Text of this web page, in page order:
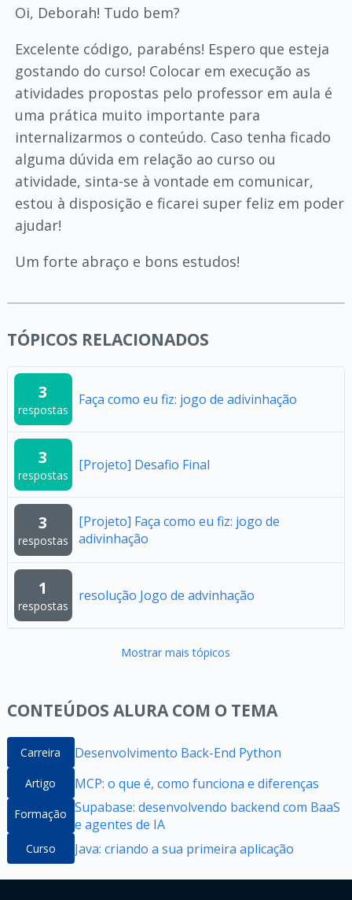
Oi, Deborah! Tudo bem?
Excelente código, parabéns! Espero que esteja
gostando do curso! Colocar em execução as
atividades propostas pelo professor em aula é
uma prática muito importante para
internalizarmos o conteúdo. Caso tenha ficado
alguma dúvida em relação ao curso ou
atividade, sinta-se à vontade em comunicar,
estou à disposição e ficarei super feliz em poder
ajudar!
Um forte abraço e bons estudos!
TÓPICOS RELACIONADOS
3
respostas
Faça como eu fiz: jogo de adivinhação
3
respostas
[Projeto] Desafio Final
3
respostas
[Projeto] Faça como eu fiz: jogo de
adivinhação
1
respostas
resolução Jogo de advinhação
Mostrar mais tópicos
CONTEÚDOS ALURA COM O TEMA
Carreira Desenvolvimento Back-End Python
Artigo MCP: o que é, como funciona e diferenças
Formação Supabase: desenvolvendo backend com BaaS
e agentes de IA
Curso Java: criando a sua primeira aplicação